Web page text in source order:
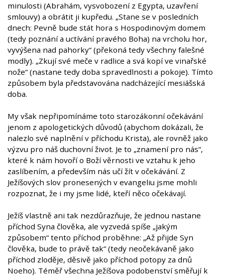
minulosti (Abrahám, vysvobození z Egypta, uzavření
smlouvy) a obrátit ji kupředu. „Stane se v posledních
dnech: Pevně bude stát hora s Hospodinovým domem
(tedy poznání a uctívání pravého Boha) na vrcholu hor,
vyvýšena nad pahorky“ (překoná tedy všechny falešné
modly). „Zkují své meče v radlice a svá kopí ve vinařské
nože“ (nastane tedy doba spravedlnosti a pokoje). Tímto
způsobem byla představována nadcházející mesiášská
doba.
My však nepřipomínáme toto starozákonní očekávání
jenom z apologetických důvodů (abychom dokázali, že
nalezlo své naplnění v příchodu Krista), ale rovněž jako
výzvu pro náš duchovní život. Je to „znamení pro nás“,
které k nám hovoří o Boží věrnosti ve vztahu k jeho
zaslíbením, a především nás učí žít v očekávání. Z
Ježíšových slov pronesených v evangeliu jsme mohli
rozpoznat, že i my jsme lidé, kteří něco očekávají.
Ježíš vlastně ani tak nezdůrazňuje, že jednou nastane
příchod Syna člověka, ale vyzvedá spíše „jakým
způsobem“ tento příchod proběhne: „Až přijde Syn
člověka, bude to právě tak“ (tedy neočekávaně jako
příchod zloděje, děsivě jako příchod potopy za dnů
Noeho). Téměř všechna Ježíšova podobenství směřují k